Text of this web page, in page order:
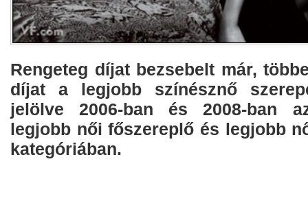
Rengeteg díjat bezsebelt már,
díjat a legjobb színésznő
jelölve 2006-ban és 2008-ban
legjobb női főszereplő és legjobb
kategóriában.